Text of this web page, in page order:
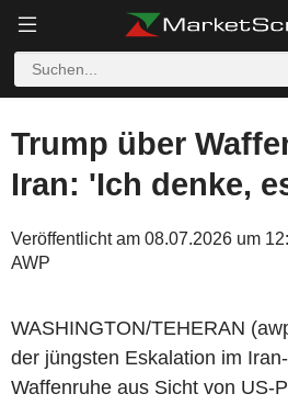
Trump über
Iran: 'Ich denke,
Veröffentlicht am 08.07.2026 um
AWP
WASHINGTON/TEHERAN
der jüngsten Eskalation im
Waffenruhe aus Sicht von US-